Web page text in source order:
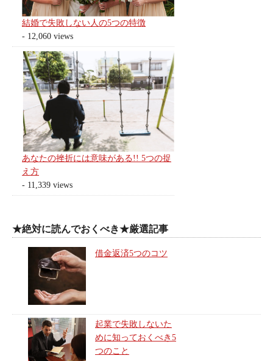
結婚で失敗しない人の5つの特徴
- 12,060 views
あなたの挫折には意味がある!! 5つの捉
え方
- 11,339 views
★絶対に読んでおくべき★厳選記事
借金返済5つのコツ
起業で失敗しないた
めに知っておくべき5
つのこと